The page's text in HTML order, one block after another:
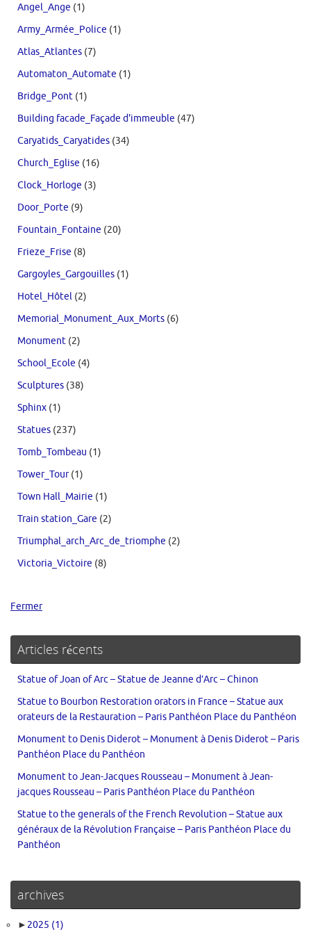
Angel_Ange (1)
Army_Armée_Police (1)
Atlas_Atlantes (7)
Automaton_Automate (1)
Bridge_Pont (1)
Building facade_Façade d'immeuble (47)
Caryatids_Caryatides (34)
Church_Eglise (16)
Clock_Horloge (3)
Door_Porte (9)
Fountain_Fontaine (20)
Frieze_Frise (8)
Gargoyles_Gargouilles (1)
Hotel_Hôtel (2)
Memorial_Monument_Aux_Morts (6)
Monument (2)
School_Ecole (4)
Sculptures (38)
Sphinx (1)
Statues (237)
Tomb_Tombeau (1)
Tower_Tour(1)
Town Hall_Mairie (1)
Train station_Gare (2)
Triumphal_arch_Arc_de_triomphe (2)
Victoria_Victoire (8)
Fermer
Articles récents
Statue of Joan of Arc – Statue de Jeanne d’Arc – Chinon
Statue to Bourbon Restoration orators in France – Statue aux
orateurs de la Restauration – Paris Panthéon Place du Panthéon
Monument to Denis Diderot – Monument à Denis Diderot – Paris
Panthéon Place du Panthéon
Monument to Jean-Jacques Rousseau – Monument à Jean-
jacques Rousseau – Paris Panthéon Place du Panthéon
Statue to the generals of the French Revolution – Statue aux
généraux de la Révolution Française – Paris Panthéon Place du
Panthéon
archives
► 2025 (1)